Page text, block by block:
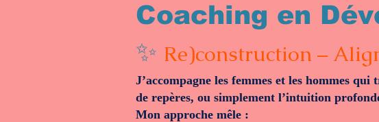
Coaching en
✨ Re)construction –
J’accompagne les femmes et les hommes
de repères, ou simplement l’intuition
Mon approche mêle :